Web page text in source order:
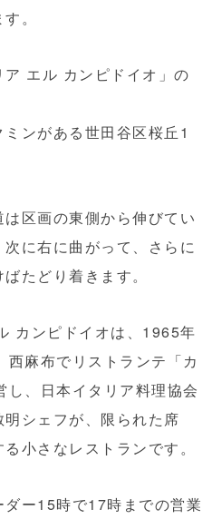
。
エル カンピドイオ」の
ンがある世田谷区桜丘1
区画の東側から伸びてい
に右に曲がって、さらに
たどり着きます。
カンピドイオは、1965年
麻布でリストランテ「カ
し、日本イタリア料理協会
シェフが、限られた席
小さなレストランです。
ー15時で17時までの営業